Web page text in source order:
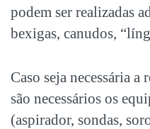
podem ser realizadas
bexigas, canudos,
Caso seja necessária a
são necessários os
(aspirador, sondas,